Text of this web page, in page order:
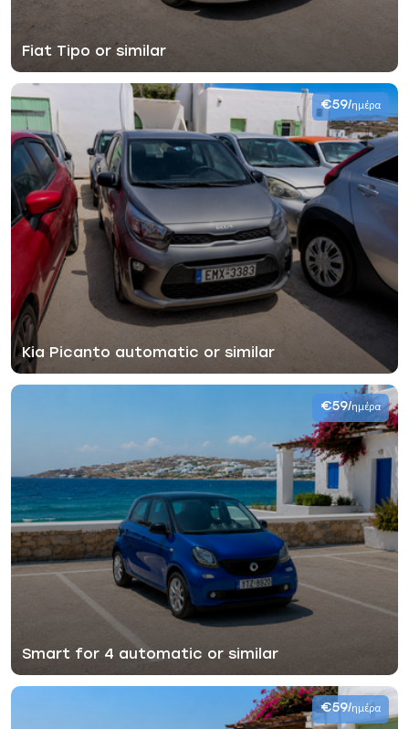
Fiat Tipo or similar
Kia Picanto automatic or similar
€59/ημέρα
Smart for 4 automatic or similar
€59/ημέρα
€59/ημέρα